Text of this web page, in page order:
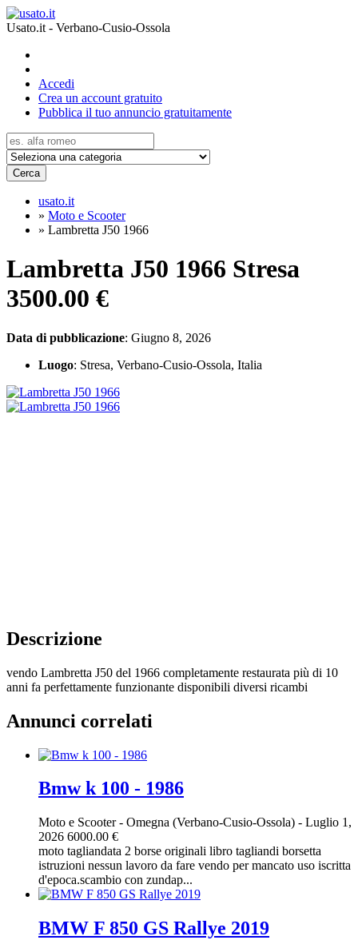
Usato.it - Verbano-Cusio-Ossola
Accedi
Crea un account gratuito
Pubblica il tuo annuncio gratuitamente
Cerca
usato.it
» Moto e Scooter
» Lambretta J50 1966
Lambretta J50 1966 Stresa
3500.00 €
Data di pubblicazione: Giugno 8, 2026
Luogo: Stresa, Verbano-Cusio-Ossola, Italia
Descrizione
vendo Lambretta J50 del 1966 completamente restaurata più di 10
anni fa perfettamente funzionante disponibili diversi ricambi
Annunci correlati
Bmw k 100 - 1986
Moto e Scooter- Omegna (Verbano-Cusio-Ossola) - Luglio 1,
2026 6000.00 €
moto tagliandata 2 borse originali libro tagliandi borsetta
istruzioni nessun lavoro da fare vendo per mancato uso iscritta
d'epoca.scambio con zundap...
BMW F 850 GS Rallye 2019